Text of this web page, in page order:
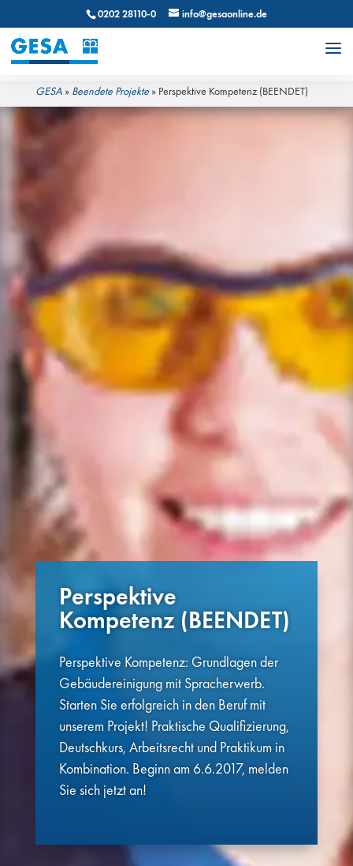
0202 28110-0 info@gesaonline.de
GESA» Beendete Projekte» Perspektive Kompetenz (BEENDET)
Perspektive
Kompetenz (BEENDET)
Perspektive Kompetenz: Grundlagen der
Gebäudereinigung mit Spracherwerb.
Starten Sie erfolgreich in den Beruf mit
unserem Projekt! Praktische Qualifizierung,
Deutschkurs, Arbeitsrecht und Praktikum in
Kombination. Beginn am 6.6.2017, melden
Sie sich jetzt an!